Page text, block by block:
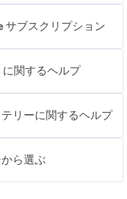
サブスクリプション
関するヘルプ
リーに関するヘルプ
ら選ぶ